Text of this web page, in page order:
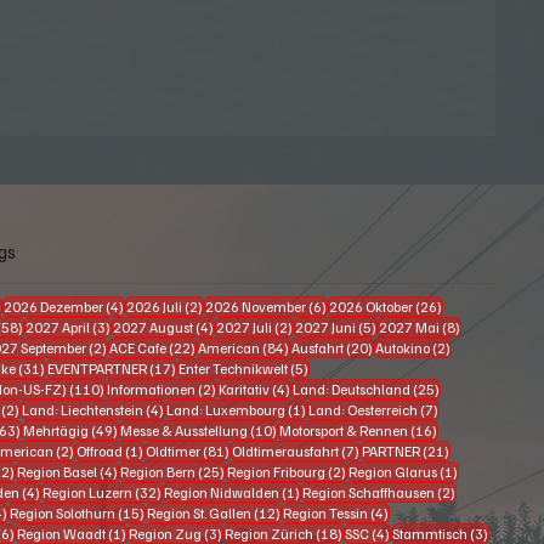
63 Beiträge
2026 Dezember (4)4 Beiträge
2026 Juli (2)2 Beiträge
2026 November (6)6 Beiträge
2026 Oktober (26)26 Beiträge
58 Beiträge
2027 April (3)3 Beiträge
2027 August (4)4 Beiträge
2027 Juli (2)2 Beiträge
2027 Juni (5)5 Beiträge
2027 Mai (8)8 Beiträge
September (2)2 Beiträge
ACE Cafe (22)22 Beiträge
American (84)84 Beiträge
Ausfahrt (20)20 Beiträge
Autokino (2)2 Beiträge
(31)31 Beiträge
EVENTPARTNER (17)17 Beiträge
Enter Technikwelt (5)5 Beiträge
US-FZ) (110)110 Beiträge
Informationen (2)2 Beiträge
Karitativ (4)4 Beiträge
Land: Deutschland (25)25 Beiträge
(2)2 Beiträge
Land: Liechtenstein (4)4 Beiträge
Land: Luxembourg (1)1 Beitrag
Land: Oesterreich (7)7 Beiträge
163 Beiträge
Mehrtägig (49)49 Beiträge
Messe & Ausstellung (10)10 Beiträge
Motorsport & Rennen (16)16 Beiträge
(2)2 Beiträge
Offroad (1)1 Beitrag
Oldtimer (81)81 Beiträge
Oldtimerausfahrt (7)7 Beiträge
PARTNER (21)21 Beiträge
22 Beiträge
Region Basel (4)4 Beiträge
Region Bern (25)25 Beiträge
Region Fribourg (2)2 Beiträge
Region Glarus (1)1 Beitrag
(4)4 Beiträge
Region Luzern (32)32 Beiträge
Region Nidwalden (1)1 Beitrag
Region Schaffhausen (2)2 Beiträge
4 Beiträge
Region Solothurn (15)15 Beiträge
Region St. Gallen (12)12 Beiträge
Region Tessin (4)4 Beiträge
6 Beiträge
Region Waadt (1)1 Beitrag
Region Zug (3)3 Beiträge
Region Zürich (18)18 Beiträge
SSC (4)4 Beiträge
Stammtisch (3)3